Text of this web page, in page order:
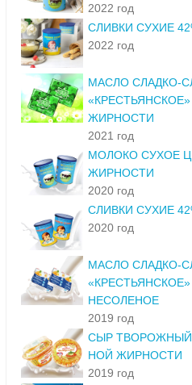
2022 год
СЛИВКИ СУХИЕ
2022 год
МАСЛО СЛАДКО-
ЖИРНОСТИ
2021 год
МОЛОКО СУХОЕ
ЖИРНОСТИ
2020 год
СЛИВКИ СУХИЕ
2020 год
МАСЛО СЛАДКО-
НЕСОЛЕНОЕ
2019 год
СЫР ТВОРОЖНЫЙ
НОЙ ЖИРНОСТИ
2019 год